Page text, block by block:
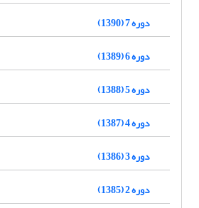
دوره 7 (1390)
دوره 6 (1389)
دوره 5 (1388)
دوره 4 (1387)
دوره 3 (1386)
دوره 2 (1385)